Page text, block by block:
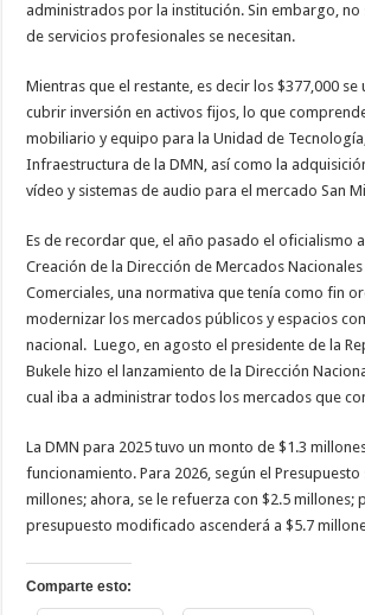
administrados por la institución. Sin embargo,
de servicios profesionales se necesitan.
Mientras que el restante, es decir los $377,000 se
cubrir inversión en activos fijos, lo que
mobiliario y equipo para la Unidad de
Infraestructura de la DMN, así como la
vídeo y sistemas de audio para el mercado San
Es de recordar que, el año pasado el oficialismo
Creación de la Dirección de Mercados Nacionales
Comerciales, una normativa que tenía como fin
modernizar los mercados públicos y espacios
nacional. Luego, en agosto el presidente de la
Bukele hizo el lanzamiento de la Dirección
cual iba a administrar todos los mercados que
La DMN para 2025 tuvo un monto de $1.3
funcionamiento. Para 2026, según el
millones; ahora, se le refuerza con $2.5 millones;
presupuesto modificado ascenderá a $5.7
Comparte esto: